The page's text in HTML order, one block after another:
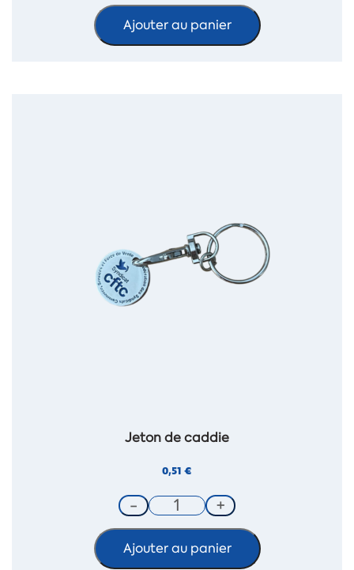
Ajouter au panier
Jeton de caddie
0,51 €
Ajouter au panier